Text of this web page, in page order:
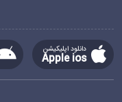
دانلود اپلیکیشن
Apple ios